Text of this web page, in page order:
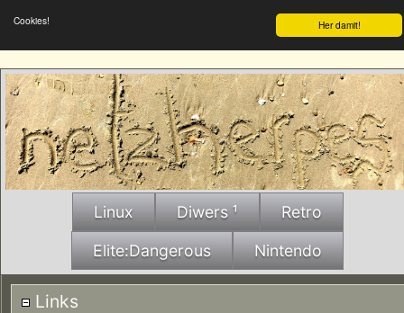
Her damit!
Cookies!
Linux Diwers ¹ Retro
Elite:Dangerous Nintendo
Links